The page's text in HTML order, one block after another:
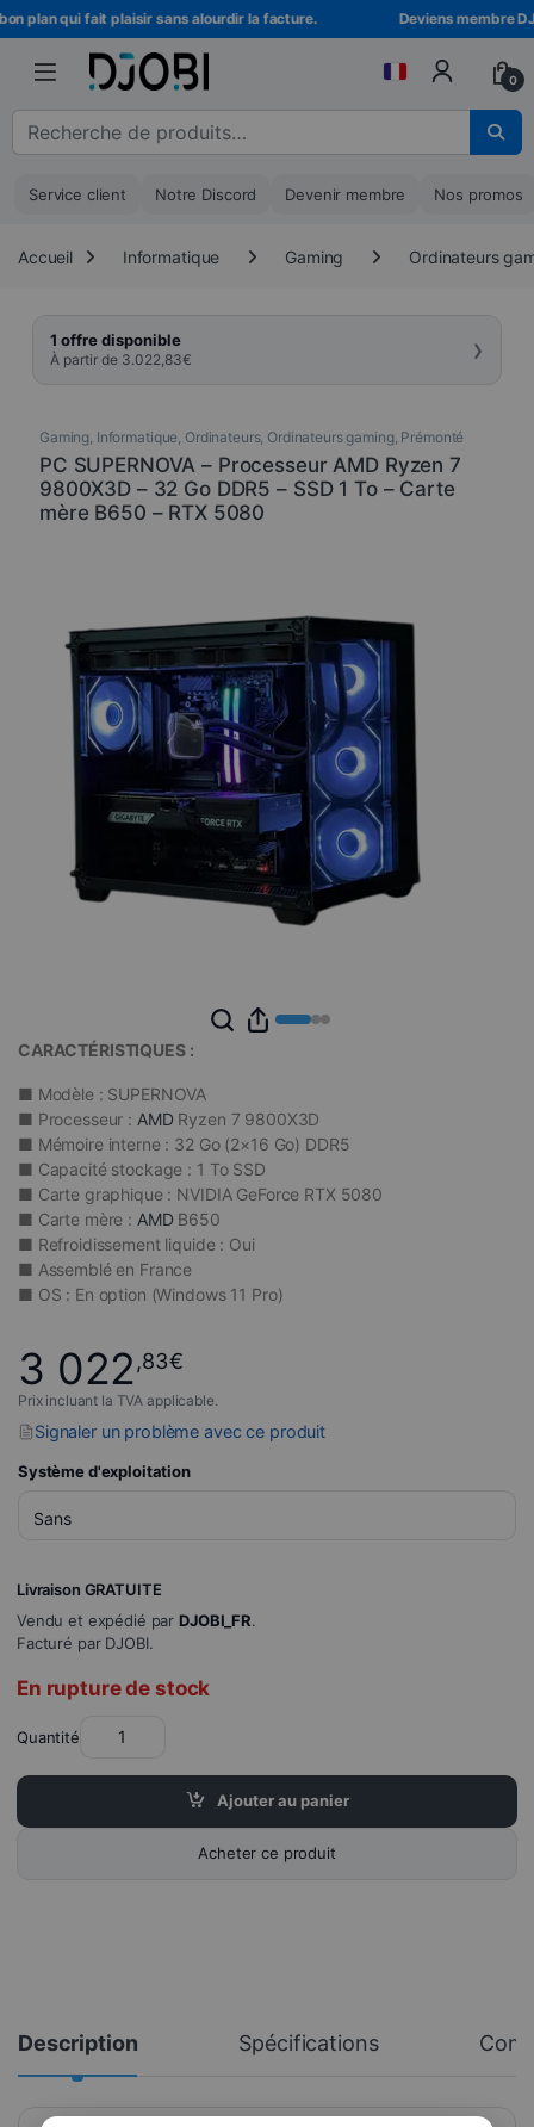
Skip to navigation
Skip to content
plan qui fait plaisir sans alourdir la facture. Deviens membre
0
Recherche pour :
Service client Notre Discord Devenir membre Nos promos
Accueil Informatique Gaming Ordinateurs
1 offre disponible
À partir de 3.022,83€ ›
Gaming, Informatique, Ordinateurs, Ordinateurs gaming, Prémonté
PC SUPERNOVA – Processeur AMD Ryzen 7
9800X3D – 32 Go DDR5 – SSD 1 To – Carte
mère B650 – RTX 5080
CARACTÉRISTIQUES :
■ Modèle : SUPERNOVA
■ Processeur : AMD Ryzen 7 9800X3D
■ Mémoire interne : 32 Go (2×16 Go) DDR5
■ Capacité stockage : 1 To SSD
■ Carte graphique : NVIDIA GeForce RTX 5080
■ Carte mère : AMD B650
■ Refroidissement liquide : Oui
■ Assemblé en France
■ OS : En option (Windows 11 Pro)
3 022,83€
Prix incluant la TVA applicable.
Signaler un problème avec ce produit
Système d'exploitation
Livraison GRATUITE
Vendu et expédié parDJOBI_FR.
Facturé par DJOBI.
En rupture de stock
Quantité
Ajouter au panier
Acheter ce produit
Description Spécifications